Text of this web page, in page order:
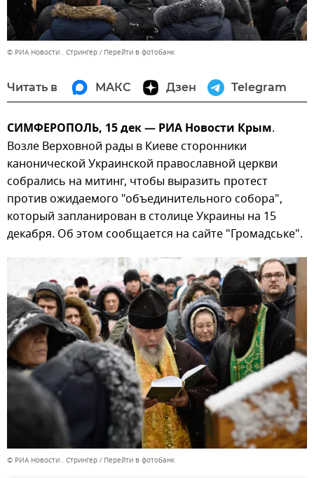
© РИА Новости . Стрингер Перейти в фотобанк
Читать в МАКС Дзен Telegram
СИМФЕРОПОЛЬ, 15 дек — РИА Новости Крым.
Возле Верховной рады в Киеве сторонники
канонической Украинской православной церкви
собрались на митинг, чтобы выразить протест
против ожидаемого "объединительного собора",
который запланирован в столице Украины на 15
декабря. Об этом сообщается на сайте "Громадське".
© РИА Новости . Стрингер Перейти в фотобанк